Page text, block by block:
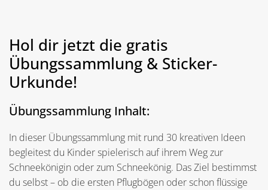
Hol dir jetzt die gratis
Übungssammlung & Sticker-
Urkunde!
Übungssammlung Inhalt:
In dieser Übungssammlung mit rund 30 kreativen Ideen
begleitest du Kinder spielerisch auf ihrem Weg zur
Schneekönigin oder zum Schneekönig. Das Ziel bestimmst
du selbst – ob die ersten Pflugbögen oder schon flüssige